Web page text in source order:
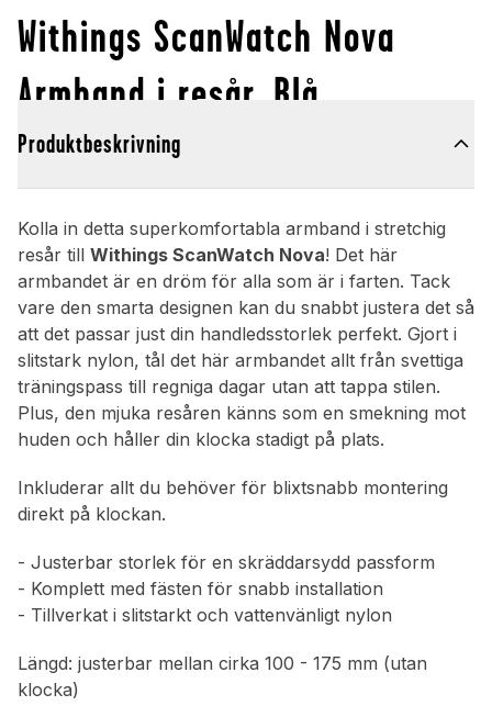
Withings ScanWatch Nova
Armband i resår, Blå
Produktbeskrivning
Kolla in detta superkomfortabla armband i stretchig
resår till Withings ScanWatch Nova! Det här
armbandet är en dröm för alla som är i farten. Tack
vare den smarta designen kan du snabbt justera det så
att det passar just din handledsstorlek perfekt. Gjort i
slitstark nylon, tål det här armbandet allt från svettiga
träningspass till regniga dagar utan att tappa stilen.
Plus, den mjuka resåren känns som en smekning mot
huden och håller din klocka stadigt på plats.
Inkluderar allt du behöver för blixtsnabb montering
direkt på klockan.
- Justerbar storlek för en skräddarsydd passform
- Komplett med fästen för snabb installation
- Tillverkat i slitstarkt och vattenvänligt nylon
Längd: justerbar mellan cirka 100 - 175 mm (utan
klocka)